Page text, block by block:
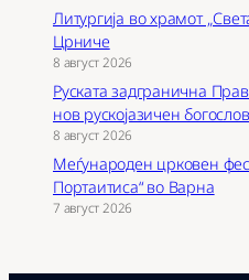
Литургија во храмот
Црниче
8 август 2026
Руската задгранична
нов рускојазичен
8 август 2026
Меѓународен црковен
Портаитиса“ во Варна
7 август 2026